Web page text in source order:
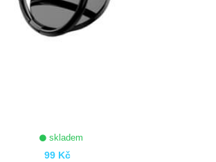
skladem
99 Kč